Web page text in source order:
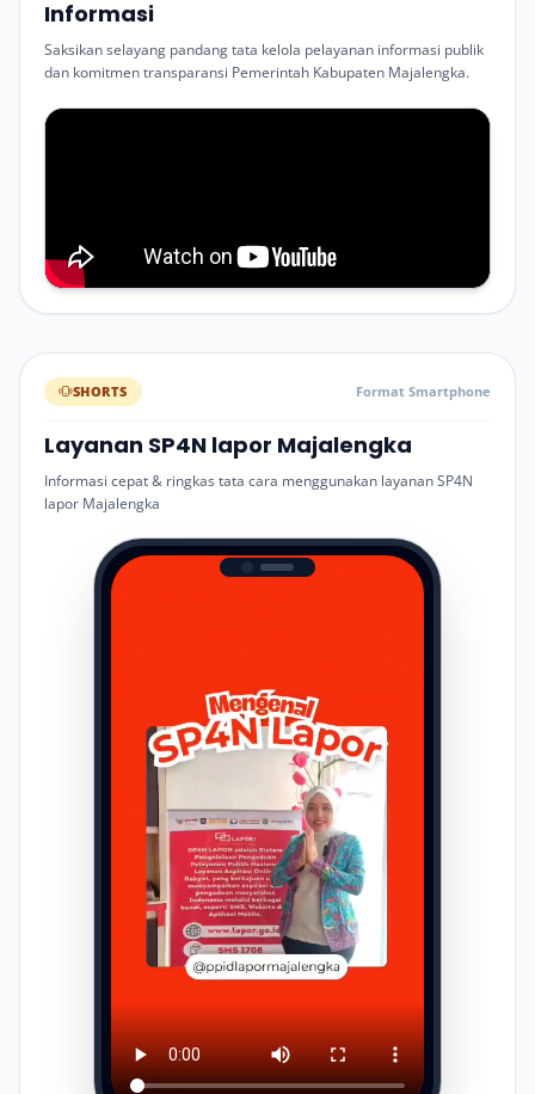
Informasi
Saksikan selayang pandang tata kelola pelayanan informasi publik
dan komitmen transparansi Pemerintah Kabupaten Majalengka.
SHORTS Format Smartphone
Layanan SP4N lapor Majalengka
Informasi cepat & ringkas tata cara menggunakan layanan SP4N
lapor Majalengka